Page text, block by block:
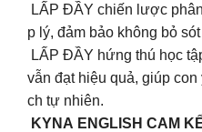
LẤP ĐẦY chiến lược
p lý, đảm bảo không bỏ
LẤP ĐẦY hứng thú học
vẫn đạt hiệu quả, giúp
ch tự nhiên.
KYNA ENGLISH CAM